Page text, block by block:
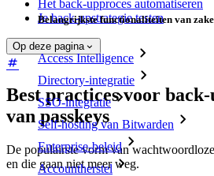
Belangrijkste functionaliteiten van
Access Intelligence
Directory-integratie
SSO-integratie
Self-hosting van Bitwarden
Enterprise-beleid
Accountherstel
Het back-upproces automatiseren
Je back-upstrategie testen
Op deze pagina
Best practices voor
van passkeys
De populairste vorm van
en die gaan niet meer weg.